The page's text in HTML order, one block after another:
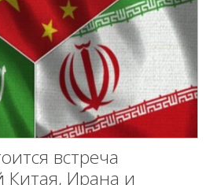
встреча
Китая, Ирана и